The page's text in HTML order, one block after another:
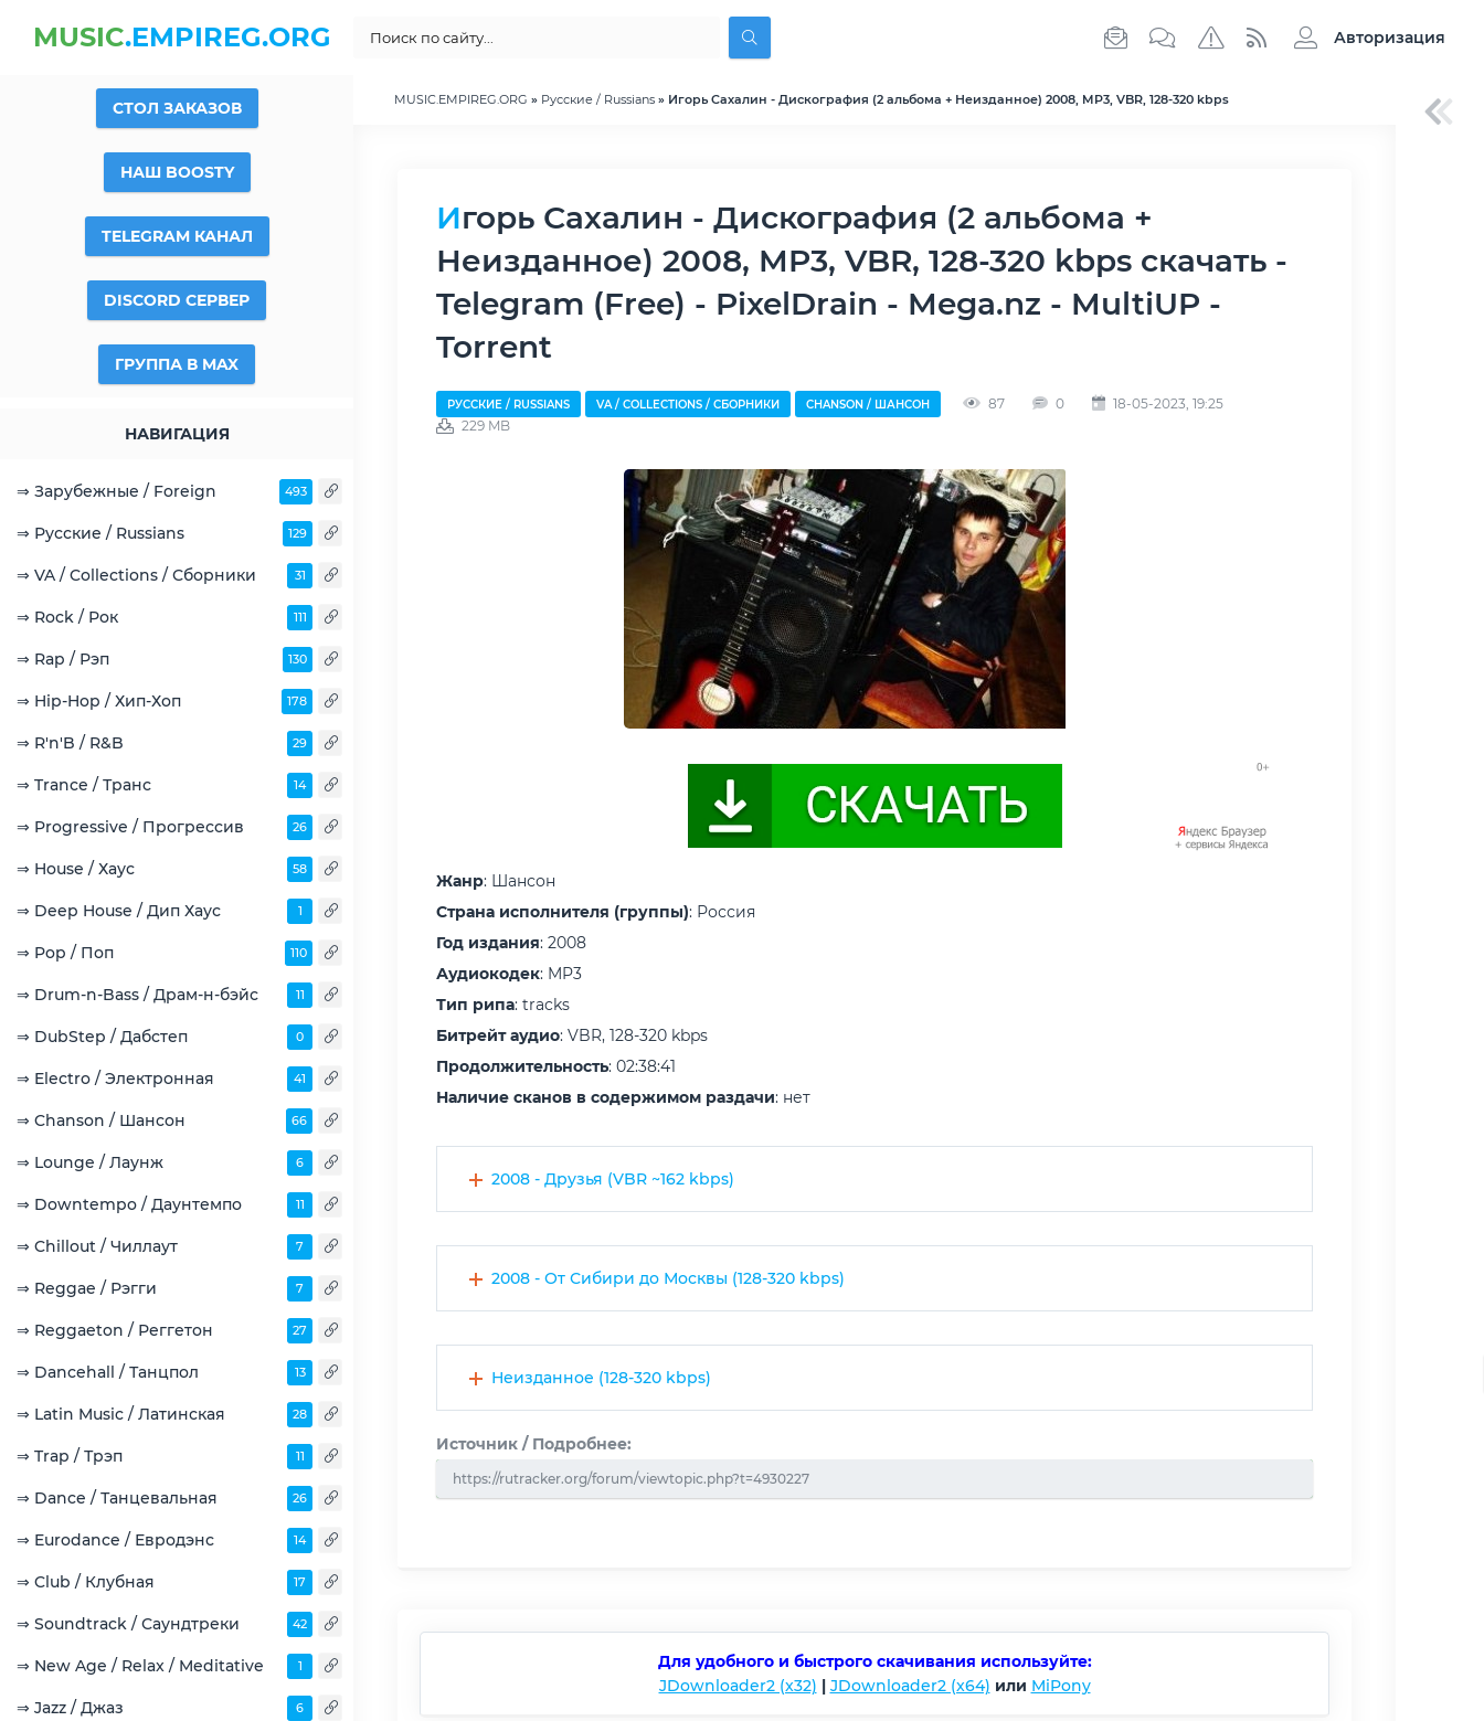
MUSIC.EMPIREG.ORG Авторизация
СТОЛ ЗАКАЗОВ
НАШ BOOSTY
TELEGRAM КАНАЛ
DISCORD СЕРВЕР
ГРУППА В MAX
НАВИГАЦИЯ
⇒ Зарубежные / Foreign 493
⇒ Русские / Russians 129
⇒ VA / Collections / Сборники 31
⇒ Rock / Рок 111
⇒ Rap / Рэп 130
⇒ Hip-Hop / Хип-Хоп 178
⇒ R'n'B / R&B 29
⇒ Trance / Транс 14
⇒ Progressive / Прогрессив 26
⇒ House / Хаус 58
⇒ Deep House / Дип Хаус 1
⇒ Pop / Поп 110
⇒ Drum-n-Bass / Драм-н-бэйс 11
⇒ DubStep / Дабстеп 0
⇒ Electro / Электронная 41
⇒ Chanson / Шансон 66
⇒ Lounge / Лаунж 6
⇒ Downtempo / Даунтемпо 11
⇒ Chillout / Чиллаут 7
⇒ Reggae / Рэгги 7
⇒ Reggaeton / Реггетон 27
⇒ Dancehall / Танцпол 13
⇒ Latin Music / Латинская 28
⇒ Trap / Трэп 11
⇒ Dance / Танцевальная 26
⇒ Eurodance / Евродэнс 14
⇒ Club / Клубная 17
⇒ Soundtrack / Саундтреки 42
⇒ New Age / Relax / Meditative 1
⇒ Jazz / Джаз 6
MUSIC.EMPIREG.ORG » Русские / Russians » Игорь Сахалин - Дискография (2 альбома + Неизданное) 2008, MP3, VBR, 128-320 kbps
Игорь Сахалин - Дискография (2 альбома +
Неизданное) 2008, MP3, VBR, 128-320 kbps скачать -
Telegram (Free) - PixelDrain - Mega.nz - MultiUP -
Torrent
РУССКИЕ / RUSSIANS VA / COLLECTIONS / СБОРНИКИ CHANSON / ШАНСОН 87 0
18-05-2023, 19:25
229 MB
Жанр: Шансон
Страна исполнителя (группы): Россия
Год издания: 2008
Аудиокодек: MP3
Тип рипа: tracks
Битрейт аудио: VBR, 128-320 kbps
Продолжительность: 02:38:41
Наличие сканов в содержимом раздачи: нет
2008 - Друзья (VBR ~162 kbps)
2008 - От Сибири до Москвы (128-320 kbps)
Неизданное (128-320 kbps)
Источник / Подробнее:
https://rutracker.org/forum/viewtopic.php?t=4930227
Для удобного и быстрого скачивания используйте:
JDownloader2 (x32) | JDownloader2 (x64) или MiPony